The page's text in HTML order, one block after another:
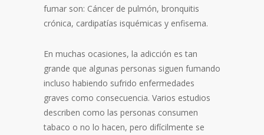
fumar son: Cáncer de pulmón, bronquitis
crónica, cardipatías isquémicas y enfisema.
En muchas ocasiones, la adicción es tan
grande que algunas personas siguen fumando
incluso habiendo sufrido enfermedades
graves como consecuencia. Varios estudios
describen como las personas consumen
tabaco o no lo hacen, pero difícilmente se